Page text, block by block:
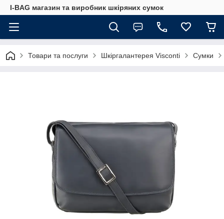
I-BAG магазин та виробник шкіряних сумок
Товари та послуги Шкіргалантерея Visconti Сумки